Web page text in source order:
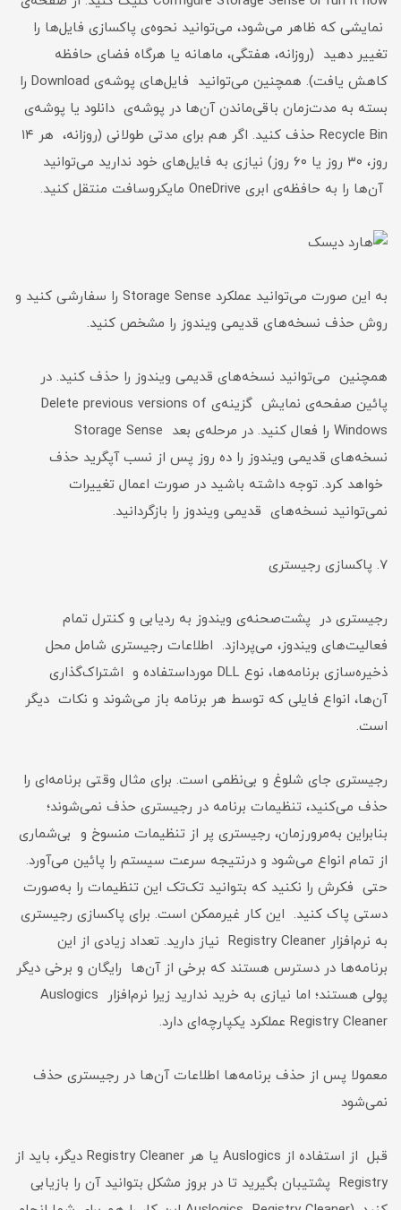
نمایشی که ظاهر می‌شود، می‌توانید نحوه‌ی پاکسازی فایل‌ها را
تغییر دهید (روزانه، هفتگی، ماهانه یا هرگاه فضای حافظه
کاهش یافت). همچنین می‌توانید فایل‌های پوشه‌ی Download را
بسته به مدت‌زمان باقی‌ماندن آن‌ها در پوشه‌ی دانلود یا پوشه‌ی
Recycle Bin حذف کنید. اگر هم برای مدتی طولانی (روزانه، هر ۱۴
روز، ۳۰ روز یا ۶۰ روز) نیازی به فایل‌های خود ندارید می‌توانید
آن‌ها را به حافظه‌ی ابری OneDrive مایکروسافت منتقل کنید.
به این صورت می‌توانید عملکرد Storage Sense را سفارشی کنید و
روش حذف نسخه‌های قدیمی ویندوز را مشخص کنید.
همچنین می‌توانید نسخه‌های قدیمی ویندوز را حذف کنید. در
پائین صفحه‌ی نمایش گزینه‌ی Delete previous versions of
Windows را فعال کنید. در مرحله‌ی بعد Storage Sense
نسخه‌های قدیمی ویندوز را ده روز پس از نسب آپگرید حذف
خواهد کرد. توجه داشته باشید در صورت اعمال تغییرات
نمی‌توانید نسخه‌های قدیمی ویندوز را بازگردانید.
۷. پاکسازی رجیستری
رجیستری در پشت‌صحنه‌ی ویندوز به ردیابی و کنترل تمام
فعالیت‌های ویندوز، می‌پردازد. اطلاعات رجیستری شامل محل
ذخیره‌سازی برنامه‌ها، نوع DLL مورداستفاده و اشتراک‌گذاری
آن‌ها، انواع فایلی که توسط هر برنامه باز می‌شوند و نکات دیگر
است.
رجیستری جای شلوغ و بی‌نظمی است. برای مثال وقتی برنامه‌ای را
حذف می‌کنید، تنظیمات برنامه در رجیستری حذف نمی‌شوند؛
بنابراین به‌مرورزمان، رجیستری پر از تنظیمات منسوخ و بی‌شماری
از تمام انواع می‌شود و درنتیجه سرعت سیستم را پائین می‌آورد.
حتی فکرش را نکنید که بتوانید تک‌تک این تنظیمات را به‌صورت
دستی پاک کنید. این کار غیرممکن است. برای پاکسازی رجیستری
به نرم‌افزار Registry Cleaner نیاز دارید. تعداد زیادی از این
برنامه‌ها در دسترس هستند که برخی از آن‌ها رایگان و برخی دیگر
پولی هستند؛ اما نیازی به خرید ندارید زیرا نرم‌افزار Auslogics
Registry Cleaner عملکرد یکپارچه‌ای دارد.
معمولا پس از حذف برنامه‌ها اطلاعات آن‌ها در رجیستری حذف
نمی‌شود
قبل از استفاده از Auslogics یا هر Registry Cleaner دیگر، باید از
Registry پشتیبان بگیرید تا در بروز مشکل بتوانید آن را بازیابی